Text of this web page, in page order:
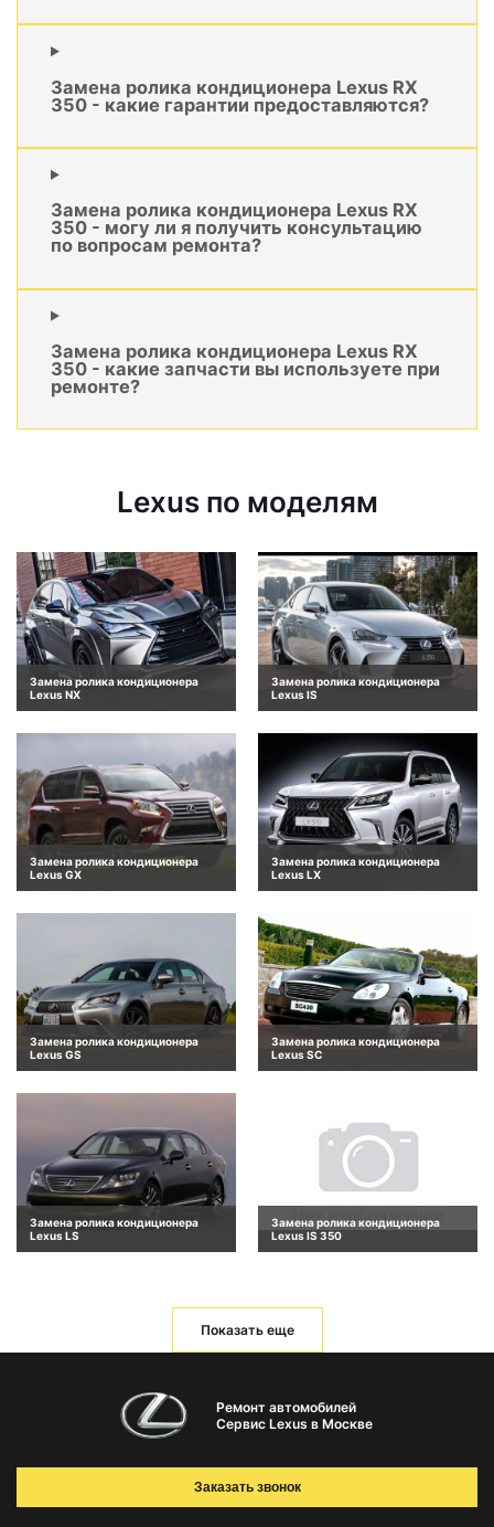
Замена ролика кондиционера Lexus RX
350 - какие гарантии предоставляются?
Замена ролика кондиционера Lexus RX
350 - могу ли я получить консультацию
по вопросам ремонта?
Замена ролика кондиционера Lexus RX
350 - какие запчасти вы используете при
ремонте?
Lexus по моделям
Замена ролика кондиционера
Lexus NX
Замена ролика кондиционера
Lexus IS
Замена ролика кондиционера
Lexus GX
Замена ролика кондиционера
Lexus LX
Замена ролика кондиционера
Lexus GS
Замена ролика кондиционера
Lexus SC
Замена ролика кондиционера
Lexus LS
Замена ролика кондиционера
Lexus IS 350
Показать еще
Ремонт автомобилей
Сервис Lexus в Москве
Заказать звонок